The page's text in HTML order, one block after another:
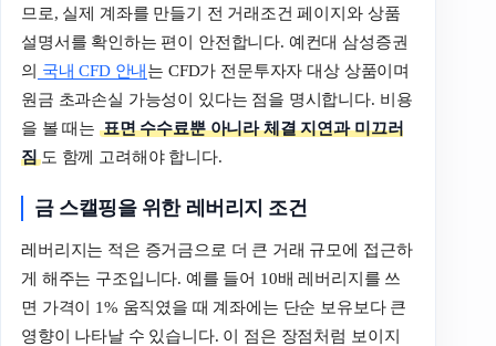
므로, 실제 계좌를 만들기 전 거래조건 페이지와 상품
설명서를 확인하는 편이 안전합니다. 예컨대 삼성증권
의 국내 CFD 안내는 CFD가 전문투자자 대상 상품이며
원금 초과손실 가능성이 있다는 점을 명시합니다. 비용
을 볼 때는 표면 수수료뿐 아니라 체결 지연과 미끄러
짐도 함께 고려해야 합니다.
금 스캘핑을 위한 레버리지 조건
레버리지는 적은 증거금으로 더 큰 거래 규모에 접근하
게 해주는 구조입니다. 예를 들어 10배 레버리지를 쓰
면 가격이 1% 움직였을 때 계좌에는 단순 보유보다 큰
영향이 나타날 수 있습니다. 이 점은 장점처럼 보이지